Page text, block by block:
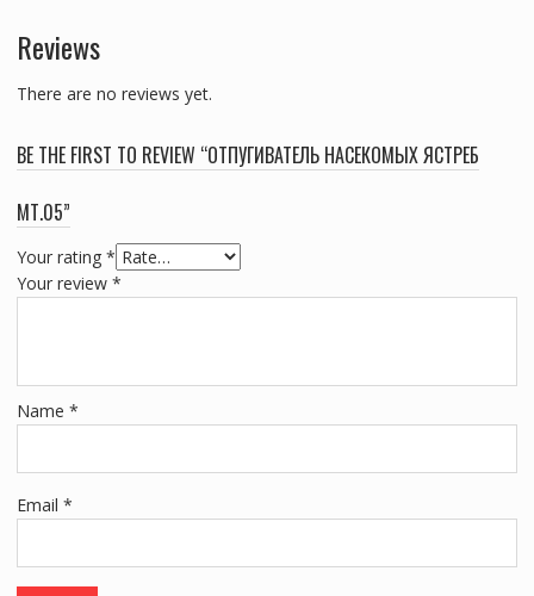
Reviews
There are no reviews yet.
BE THE FIRST TO REVIEW “ОТПУГИВАТЕЛЬ НАСЕКОМЫХ ЯСТРЕБ
МТ.05”
Your rating *
Your review *
Name *
Email *